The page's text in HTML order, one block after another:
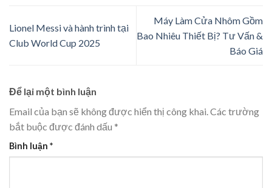
Lionel Messi và hành trình tại
Club World Cup 2025
Máy Làm Cửa Nhôm Gồm
Bao Nhiêu Thiết Bị? Tư Vấn &
Báo Giá
Để lại một bình luận
Email của bạn sẽ không được hiển thị công khai.Các trường
bắt buộc được đánh dấu *
Bình luận *